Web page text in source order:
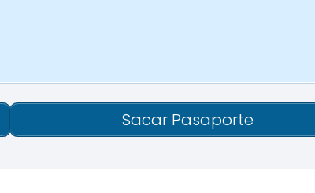
Sacar Pasaporte